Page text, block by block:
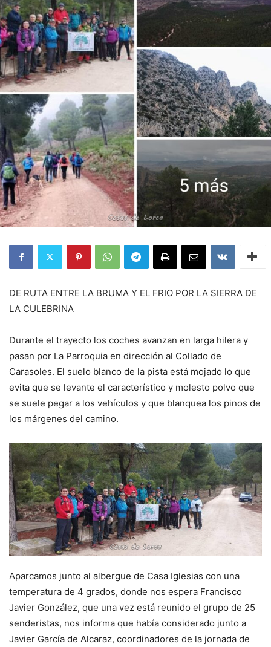
DE RUTA ENTRE LA BRUMA Y EL FRIO POR LA SIERRA DE
LA CULEBRINA
Durante el trayecto los coches avanzan en larga hilera y
pasan por La Parroquia en dirección al Collado de
Carasoles. El suelo blanco de la pista está mojado lo que
evita que se levante el característico y molesto polvo que
se suele pegar a los vehículos y que blanquea los pinos de
los márgenes del camino.
Aparcamos junto al albergue de Casa Iglesias con una
temperatura de 4 grados, donde nos espera Francisco
Javier González, que una vez está reunido el grupo de 25
senderistas, nos informa que había considerado junto a
Javier García de Alcaraz, coordinadores de la jornada de